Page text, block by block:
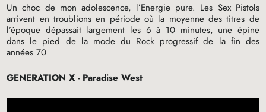
Un choc de mon adolescence, l’Energie pure. Les Sex Pistols
arrivent en troublions en période où la moyenne des titres de
l’époque dépassait largement les 6 à 10 minutes, une épine
dans le pied de la mode du Rock progressif de la fin des
années 70
GENERATION X - Paradise West